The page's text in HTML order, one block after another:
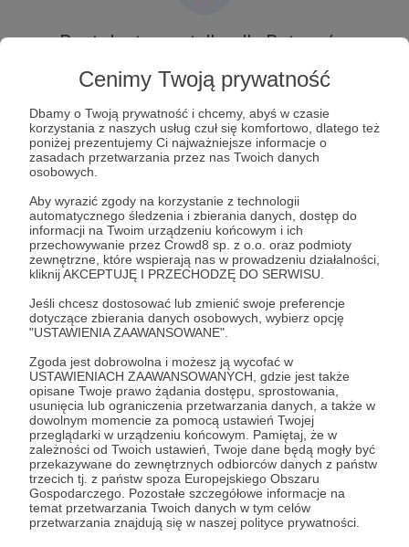
Cenimy Twoją prywatność
Dbamy o Twoją prywatność i chcemy, abyś w czasie
korzystania z naszych usług czuł się komfortowo, dlatego też
poniżej prezentujemy Ci najważniejsze informacje o
zasadach przetwarzania przez nas Twoich danych
osobowych.
Aby wyrazić zgody na korzystanie z technologii
automatycznego śledzenia i zbierania danych, dostęp do
informacji na Twoim urządzeniu końcowym i ich
przechowywanie przez Crowd8 sp. z o.o. oraz podmioty
zewnętrzne, które wspierają nas w prowadzeniu działalności,
kliknij AKCEPTUJĘ I PRZECHODZĘ DO SERWISU.
Jeśli chcesz dostosować lub zmienić swoje preferencje
dotyczące zbierania danych osobowych, wybierz opcję
"USTAWIENIA ZAAWANSOWANE".
Zgoda jest dobrowolna i możesz ją wycofać w
USTAWIENIACH ZAAWANSOWANYCH, gdzie jest także
opisane Twoje prawo żądania dostępu, sprostowania,
usunięcia lub ograniczenia przetwarzania danych, a także w
dowolnym momencie za pomocą ustawień Twojej
przeglądarki w urządzeniu końcowym. Pamiętaj, że w
zależności od Twoich ustawień, Twoje dane będą mogły być
przekazywane do zewnętrznych odbiorców danych z państw
trzecich tj. z państw spoza Europejskiego Obszaru
Gospodarczego. Pozostałe szczegółowe informacje na
temat przetwarzania Twoich danych w tym celów
przetwarzania znajdują się w naszej polityce prywatności.
Post dostępny tylko dla Patronów
Aby zobaczyć ten materiał musisz być zalogowany
Zostań Patronem
Zaloguj się
mini lekcja mini
Udostępnij
Kwadrans Na Angielski
Zobacz profil autora